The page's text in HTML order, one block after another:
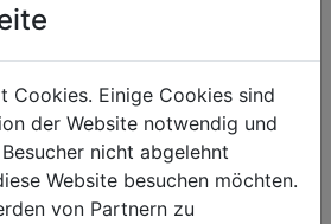
Cookies. Einige Cookies sind
der Website notwendig und
nicht abgelehnt
Website besuchen möchten.
von Partnern zu